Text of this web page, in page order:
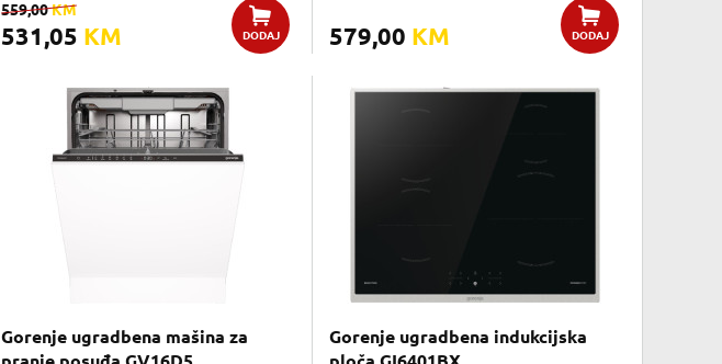
531,05 KM
559,00KM
DODAJ 579,00 KM DODAJ
Gorenje ugradbena mašina za
Gorenje ugradbena indukcijska